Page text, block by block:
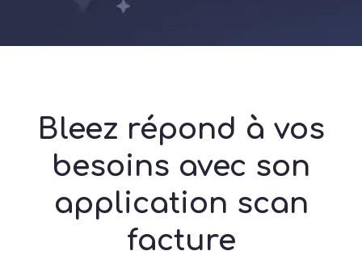
Bleez répond à vos
besoins avec son
application scan
facture